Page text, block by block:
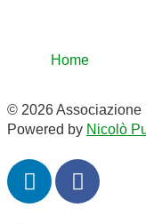
Home
© 2026 Associazione
Powered by Nicolò